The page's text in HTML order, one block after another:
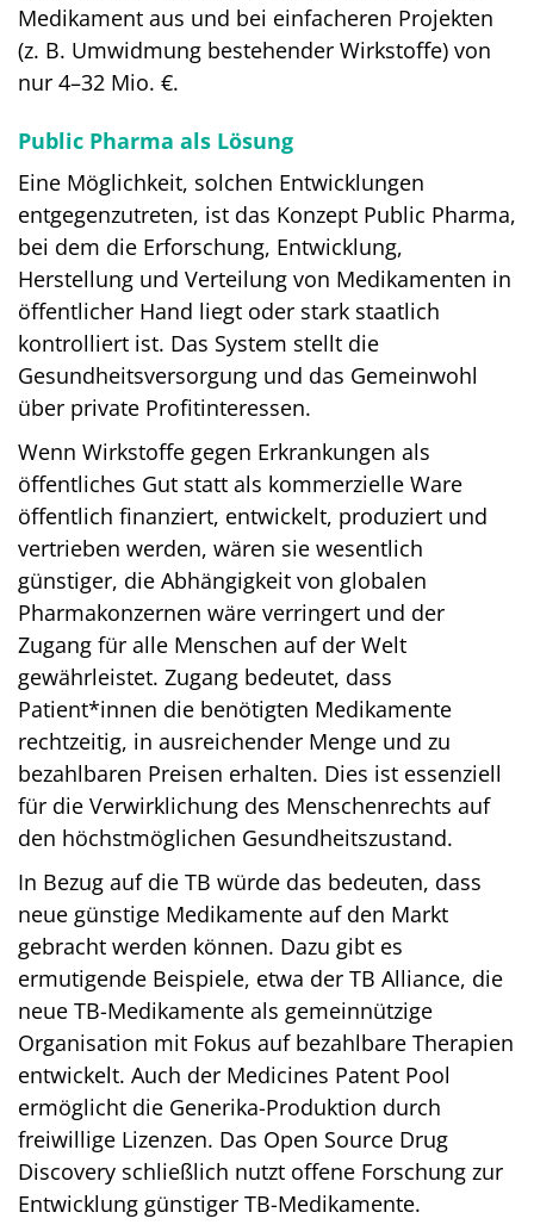
Medikament aus und bei einfacheren Projekten
(z. B. Umwidmung bestehender Wirkstoffe) von
nur 4–32 Mio. €.
Public Pharma als Lösung
Eine Möglichkeit, solchen Entwicklungen
entgegenzutreten, ist das Konzept Public Pharma,
bei dem die Erforschung, Entwicklung,
Herstellung und Verteilung von Medikamenten in
öffentlicher Hand liegt oder stark staatlich
kontrolliert ist. Das System stellt die
Gesundheitsversorgung und das Gemeinwohl
über private Profitinteressen.
Wenn Wirkstoffe gegen Erkrankungen als
öffentliches Gut statt als kommerzielle Ware
öffentlich finanziert, entwickelt, produziert und
vertrieben werden, wären sie wesentlich
günstiger, die Abhängigkeit von globalen
Pharmakonzernen wäre verringert und der
Zugang für alle Menschen auf der Welt
gewährleistet. Zugang bedeutet, dass
Patient*innen die benötigten Medikamente
rechtzeitig, in ausreichender Menge und zu
bezahlbaren Preisen erhalten. Dies ist essenziell
für die Verwirklichung des Menschenrechts auf
den höchstmöglichen Gesundheitszustand.
In Bezug auf die TB würde das bedeuten, dass
neue günstige Medikamente auf den Markt
gebracht werden können. Dazu gibt es
ermutigende Beispiele, etwa der TB Alliance, die
neue TB-Medikamente als gemeinnützige
Organisation mit Fokus auf bezahlbare Therapien
entwickelt. Auch der Medicines Patent Pool
ermöglicht die Generika-Produktion durch
freiwillige Lizenzen. Das Open Source Drug
Discovery schließlich nutzt offene Forschung zur
Entwicklung günstiger TB-Medikamente.